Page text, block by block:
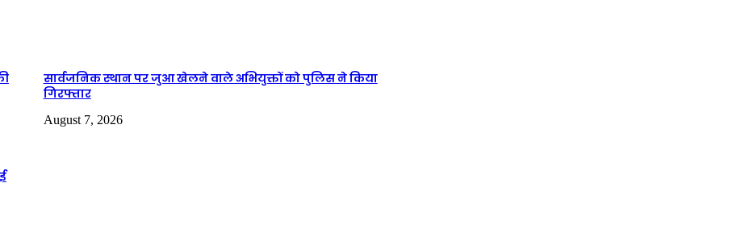
सार्वजनिक स्थान पर जुआ खेलने वाले अभियुक्तों को पुलिस ने किया
गिरफ्तार
August 7, 2026